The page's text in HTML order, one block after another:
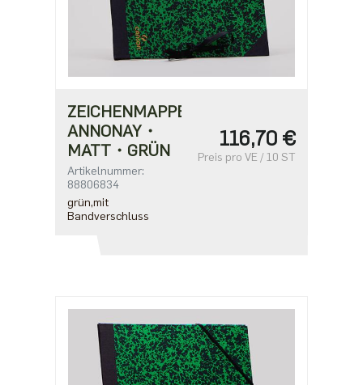
ZEICHENMAPPE
ANNONAY・
MATT・GRÜN
Artikelnummer:
88806834
grün,mit
Bandverschluss
116,70 €
Preis pro VE / 10 ST